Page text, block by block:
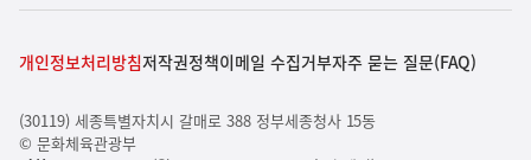
개인정보처리방침저작권정책이메일 수집거부자주 묻는 질문(FAQ)
(30119) 세종특별자치시 갈매로 388 정부세종청사 15동
© 문화체육관광부